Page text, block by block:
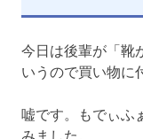
今日は後輩が「靴
いうので買い物に
嘘です。もでぃふ
みました。